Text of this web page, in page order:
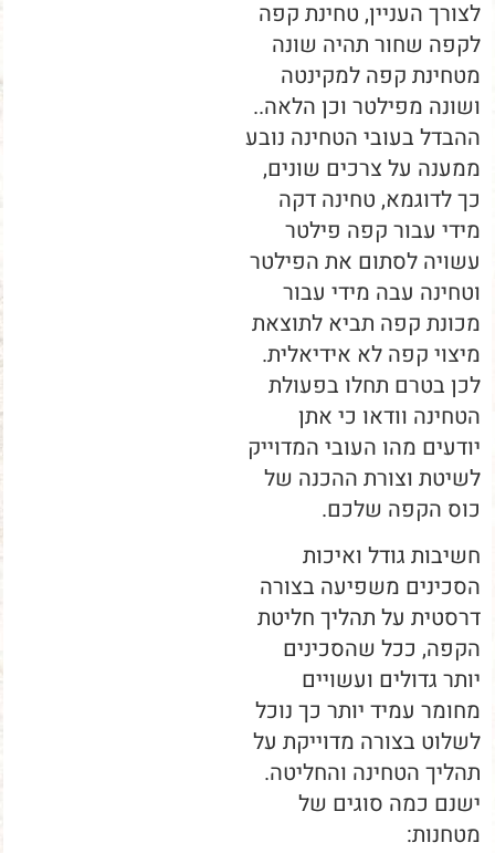
לצורך העניין, טחינת קפה
לקפה שחור תהיה שונה
מטחינת קפה למקינטה
ושונה מפילטר וכן הלאה..
ההבדל בעובי הטחינה נובע
ממענה על צרכים שונים,
כך לדוגמא, טחינה דקה
מידי עבור קפה פילטר
עשויה לסתום את הפילטר
וטחינה עבה מידי עבור
מכונת קפה תביא לתוצאת
מיצוי קפה לא אידיאלית.
לכן בטרם תחלו בפעולת
הטחינה וודאו כי אתן
יודעים מהו העובי המדוייק
לשיטת וצורת ההכנה של
כוס הקפה שלכם.
חשיבות גודל ואיכות
הסכינים משפיעה בצורה
דרסטית על תהליך חליטת
הקפה, ככל שהסכינים
יותר גדולים ועשויים
מחומר עמיד יותר כך נוכל
לשלוט בצורה מדוייקת על
תהליך הטחינה והחליטה.
ישנם כמה סוגים של
מטחנות: